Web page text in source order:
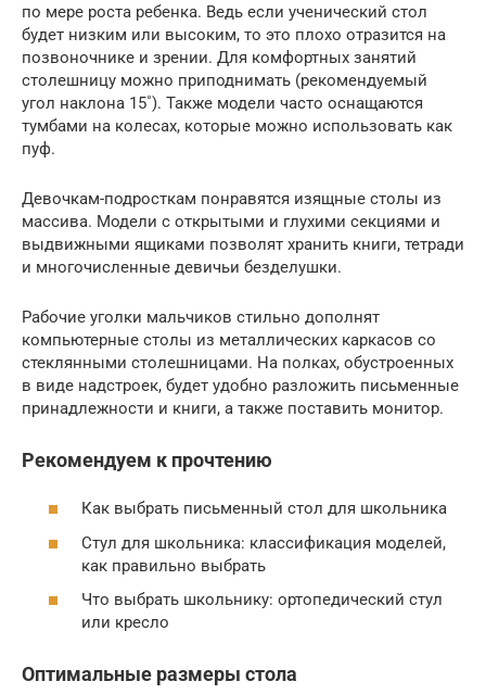
по мере роста ребенка. Ведь если ученический стол
будет низким или высоким, то это плохо отразится на
позвоночнике и зрении. Для комфортных занятий
столешницу можно приподнимать (рекомендуемый
угол наклона 15˚). Также модели часто оснащаются
тумбами на колесах, которые можно использовать как
пуф.
Девочкам-подросткам понравятся изящные столы из
массива. Модели с открытыми и глухими секциями и
выдвижными ящиками позволят хранить книги, тетради
и многочисленные девичьи безделушки.
Рабочие уголки мальчиков стильно дополнят
компьютерные столы из металлических каркасов со
стеклянными столешницами. На полках, обустроенных
в виде надстроек, будет удобно разложить письменные
принадлежности и книги, а также поставить монитор.
Рекомендуем к прочтению
Как выбрать письменный стол для школьника
Стул для школьника: классификация моделей,
как правильно выбрать
Что выбрать школьнику: ортопедический стул
или кресло
Оптимальные размеры стола